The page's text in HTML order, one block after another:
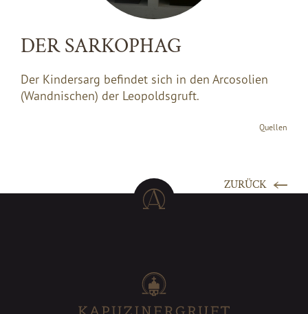
DER SARKOPHAG
Der Kindersarg befindet sich in den Arcosolien
(Wandnischen) der Leopoldsgruft.
Quellen
ZURÜCK